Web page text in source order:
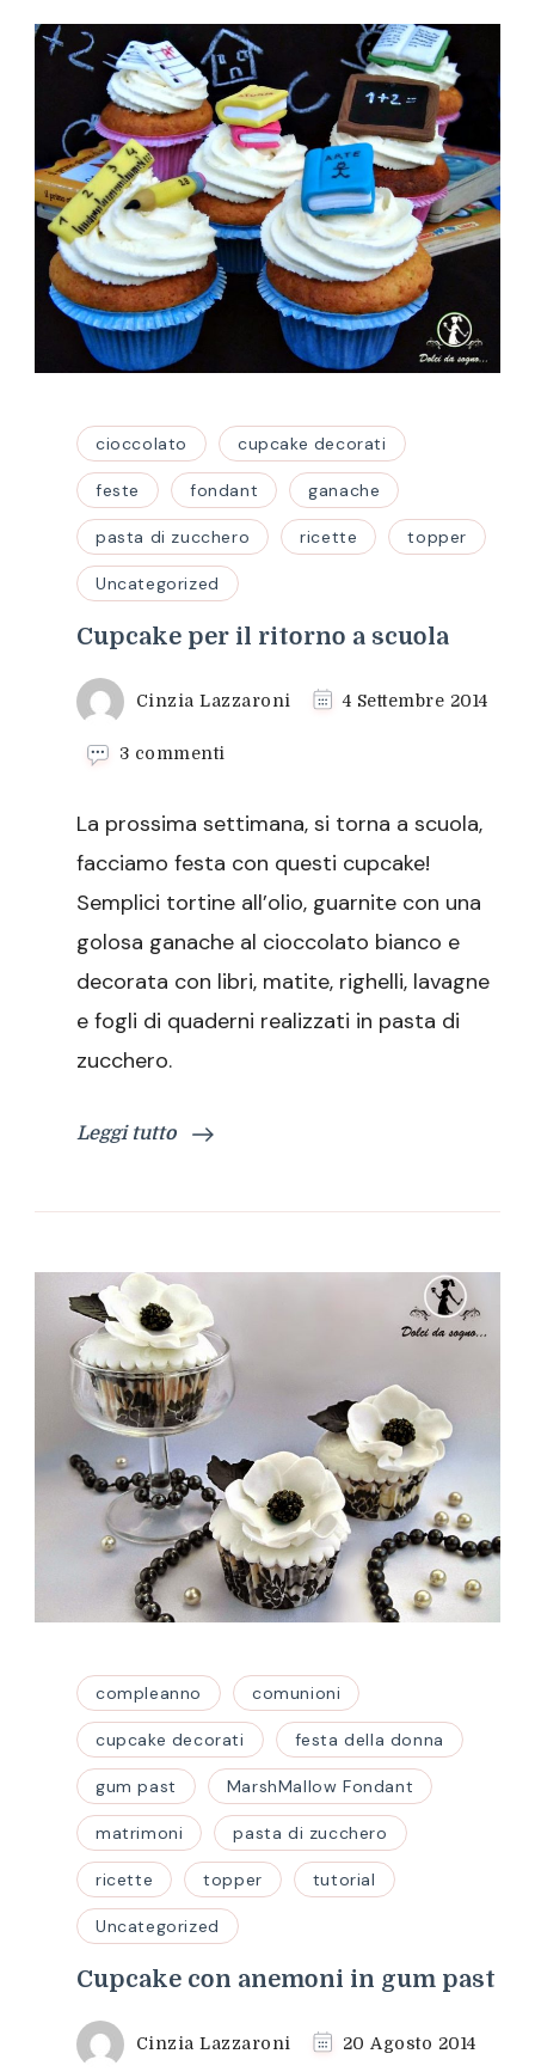
cioccolato cupcake decorati
feste fondant ganache
pasta di zucchero ricette topper
Uncategorized
Cupcake per il ritorno a scuola
Cinzia Lazzaroni 4 Settembre 2014
3 commenti
il
scuola
La prossima settimana, si torna a scuola,
facciamo festa con questi cupcake!
Semplici tortine all’olio, guarnite con una
golosa ganache al cioccolato bianco e
decorata con libri, matite, righelli, lavagne
e fogli di quaderni realizzati in pasta di
zucchero.
Leggi tutto
compleanno comunioni
cupcake decorati festa della donna
gum past MarshMallow Fondant
matrimoni pasta di zucchero
ricette topper tutorial
Uncategorized
Cupcake con anemoni in gum past
Cinzia Lazzaroni 20 Agosto 2014